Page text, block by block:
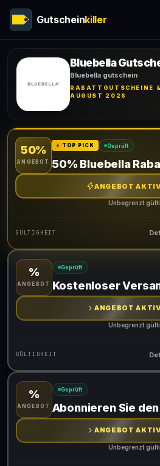
Gutscheinkiller
Bluebella
Bluebella gutschein
RABATTGUTSCHEINE
AUGUST 2026
50%
ANGEBOT
⭐ TOP PICK Geprüft
50% Bluebella
ANGEBOT
Unbegrenzt
GÜLTIGKEIT
Gültig für teilnehmende Produkte
%
ANGEBOT
Geprüft
Kostenloser
ANGEBOT
Unbegrenzt
GÜLTIGKEIT
Gültig für teilnehmende Produkte
%
ANGEBOT
Geprüft
Abonnieren Sie
ANGEBOT
Unbegrenzt